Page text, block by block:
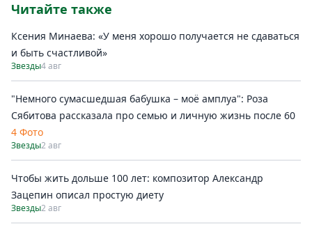
Читайте также
Ксения Минаева: «У меня хорошо получается не сдаваться
и быть счастливой»
Звезды4 авг
"Немного сумасшедшая бабушка – моё амплуа": Роза
Сябитова рассказала про семью и личную жизнь после 60
4 Фото
Звезды2 авг
Чтобы жить дольше 100 лет: композитор Александр
Зацепин описал простую диету
Звезды2 авг